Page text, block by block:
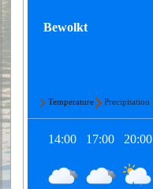
Bewolkt
Temperature Precipitation
14:00 17:00 20:00